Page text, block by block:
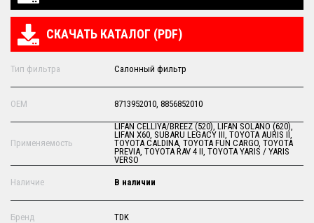
СКАЧАТЬ КАТАЛОГ (PDF)
Тип фильтра Салонный фильтр
OEM 8713952010, 8856852010
Применяемость
LIFAN CELLIYA/BREEZ (520), LIFAN SOLANO (620),
LIFAN X60, SUBARU LEGACY III, TOYOTA AURIS II,
TOYOTA CALDINA, TOYOTA FUN CARGO, TOYOTA
PREVIA, TOYOTA RAV 4 II, TOYOTA YARIS / YARIS
VERSO
Наличие В наличии
Бренд TDK